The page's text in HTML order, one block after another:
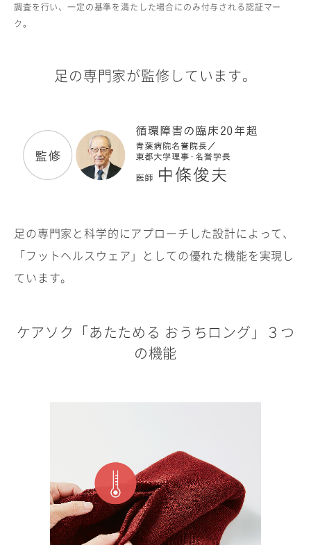
調査を行い、一定の基準を満たした場合にのみ付与される認証マー
ク。
足の専門家が監修しています。
足の専門家と科学的にアプローチした設計によって、
「フットヘルスウェア」としての優れた機能を実現し
ています。
ケアソク「あたためる おうちロング」３つ
の機能